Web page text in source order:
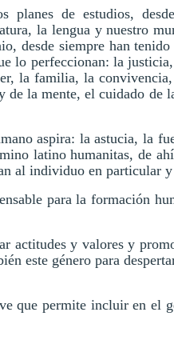
planes de estudios,
la lengua y nuestro
desde siempre han
lo perfeccionan: la
la familia, la
la mente, el cuidado de
aspira: la astucia, la
latino humanitas, de
al individuo en particular
para la formación
actitudes y valores y
este género para
que permite incluir en el